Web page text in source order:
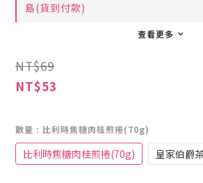
島(貨到付款)
查看更多
NT$69
NT$53
數量 : 比利時焦糖肉桂煎捲(70g)
比利時焦糖肉桂煎捲(70g) 皇家伯爵